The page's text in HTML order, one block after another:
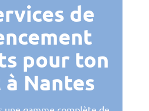
de
pour ton
Nantes